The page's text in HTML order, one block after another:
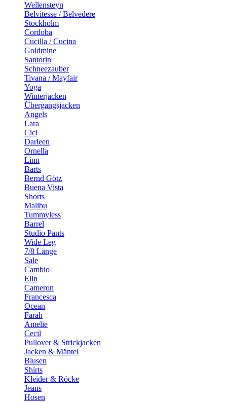
Wellensteyn
Belvitesse / Belvedere
Stockholm
Cordoba
Cucilla / Cucina
Goldmine
Santorin
Schneezauber
Tivana / Mayfair
Yoga
Winterjacken
Übergangsjacken
Angels
Lara
Cici
Darleen
Ornella
Linn
Barts
Bernd Götz
Buena Vista
Shorts
Malibu
Tummyless
Barrel
Studio Pants
Wide Leg
7/8 Länge
Sale
Cambio
Elin
Cameron
Francesca
Ocean
Farah
Amelie
Cecil
Pullover & Strickjacken
Jacken & Mäntel
Blusen
Shirts
Kleider & Röcke
Jeans
Hosen